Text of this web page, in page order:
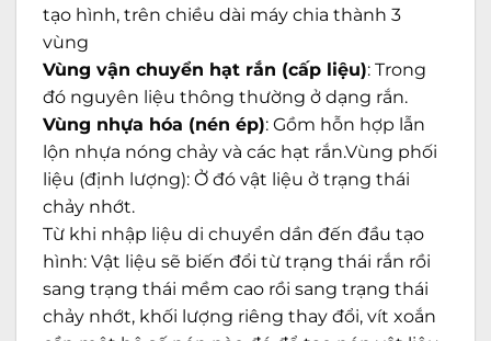
tạo hình, trên chiều dài máy chia thành 3
vùng
Vùng vận chuyển hạt rắn (cấp liệu): Trong
đó nguyên liệu thông thường ở dạng rắn.
Vùng nhựa hóa (nén ép): Gồm hỗn hợp lẫn
lộn nhựa nóng chảy và các hạt rắn.Vùng phối
liệu (định lượng): Ở đó vật liệu ở trạng thái
chảy nhớt.
Từ khi nhập liệu di chuyển dần đến đầu tạo
hình: Vật liệu sẽ biến đổi từ trạng thái rắn rồi
sang trạng thái mềm cao rồi sang trạng thái
chảy nhớt, khối lượng riêng thay đổi, vít xoắn